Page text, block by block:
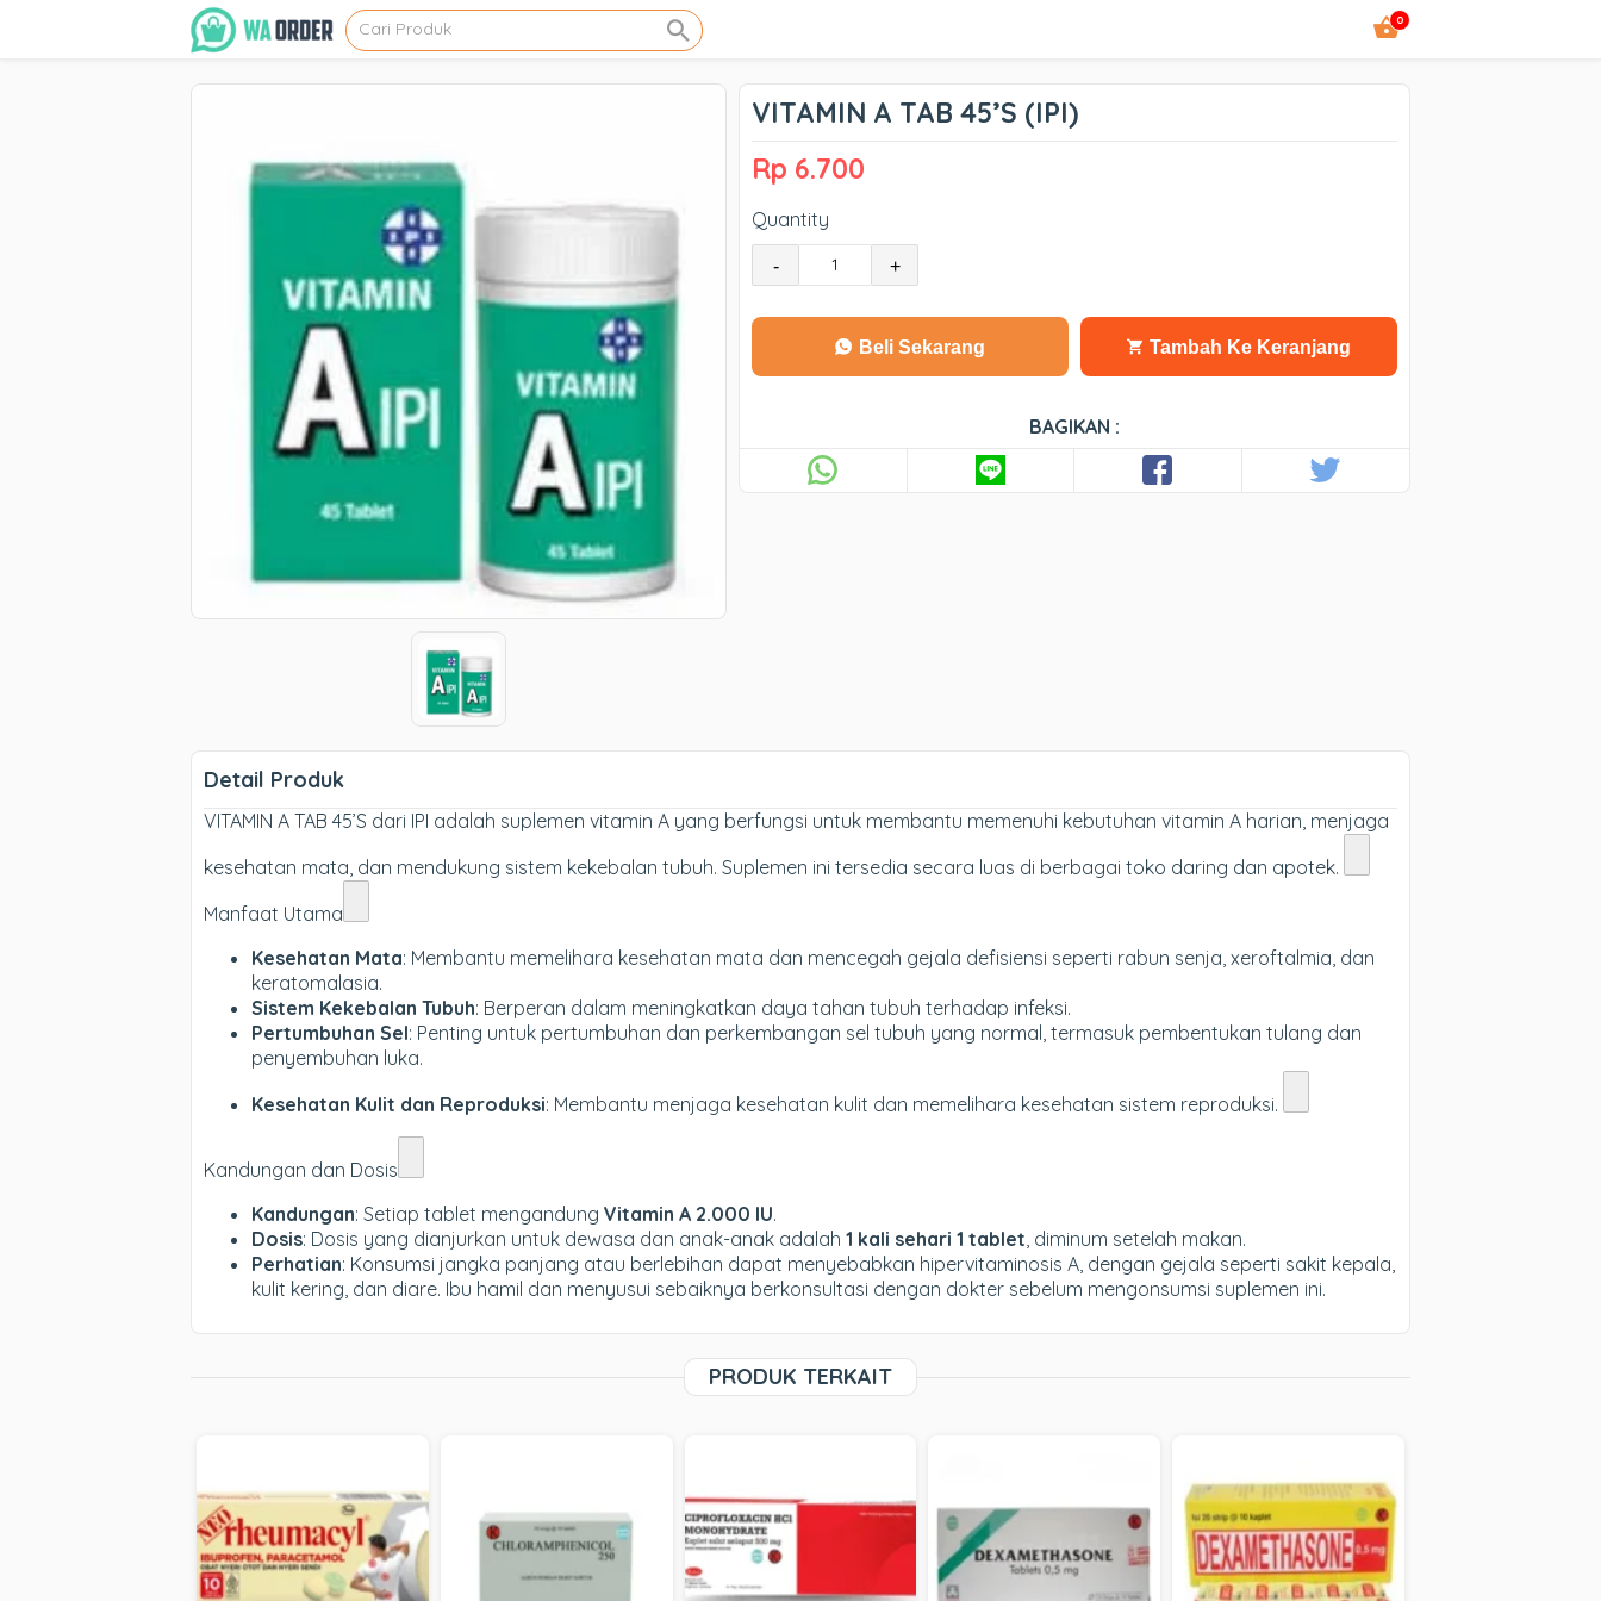
0
VITAMIN A TAB 45’S (IPI)
Rp 6.700
Quantity
- +
Beli Sekarang Tambah Ke Keranjang
BAGIKAN :
Detail Produk
VITAMIN A TAB 45’S dari IPI adalah suplemen vitamin A yang berfungsi untuk membantu memenuhi kebutuhan vitamin A harian, menjaga
kesehatan mata, dan mendukung sistem kekebalan tubuh. Suplemen ini tersedia secara luas di berbagai toko daring dan apotek.
Manfaat Utama
Kesehatan Mata: Membantu memelihara kesehatan mata dan mencegah gejala defisiensi seperti rabun senja, xeroftalmia, dan
keratomalasia.
Sistem Kekebalan Tubuh: Berperan dalam meningkatkan daya tahan tubuh terhadap infeksi.
Pertumbuhan Sel: Penting untuk pertumbuhan dan perkembangan sel tubuh yang normal, termasuk pembentukan tulang dan
penyembuhan luka.
Kesehatan Kulit dan Reproduksi: Membantu menjaga kesehatan kulit dan memelihara kesehatan sistem reproduksi.
Kandungan dan Dosis
Kandungan: Setiap tablet mengandung Vitamin A 2.000 IU.
Dosis: Dosis yang dianjurkan untuk dewasa dan anak-anak adalah 1 kali sehari 1 tablet, diminum setelah makan.
Perhatian: Konsumsi jangka panjang atau berlebihan dapat menyebabkan hipervitaminosis A, dengan gejala seperti sakit kepala,
kulit kering, dan diare. Ibu hamil dan menyusui sebaiknya berkonsultasi dengan dokter sebelum mengonsumsi suplemen ini.
PRODUK TERKAIT